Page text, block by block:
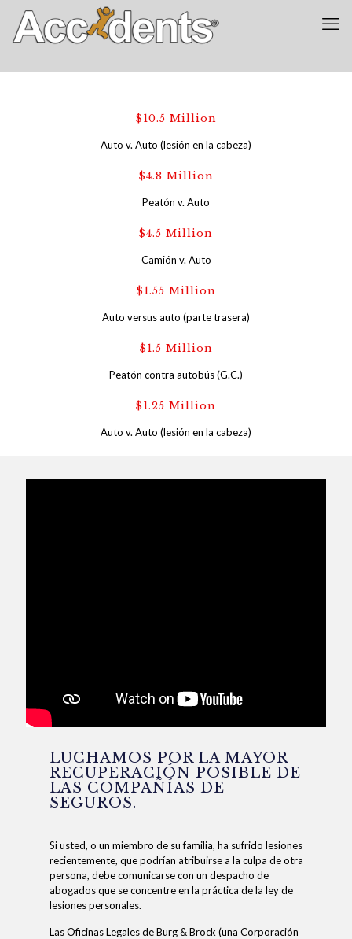
$10.5 Million
Auto v. Auto (lesión en la cabeza)
$4.8 Million
Peatón v. Auto
$4.5 Million
Camión v. Auto
$1.55 Million
Auto versus auto (parte trasera)
$1.5 Million
Peatón contra autobús (G.C.)
$1.25 Million
Auto v. Auto (lesión en la cabeza)
LUCHAMOS POR LA MAYOR
RECUPERACIÓN POSIBLE DE
LAS COMPAÑÍAS DE
SEGUROS.
Si usted, o un miembro de su familia, ha sufrido lesiones
recientemente, que podrían atribuirse a la culpa de otra
persona, debe comunicarse con un despacho de
abogados que se concentre en la práctica de la ley de
lesiones personales.
Las Oficinas Legales de Burg & Brock (una Corporación